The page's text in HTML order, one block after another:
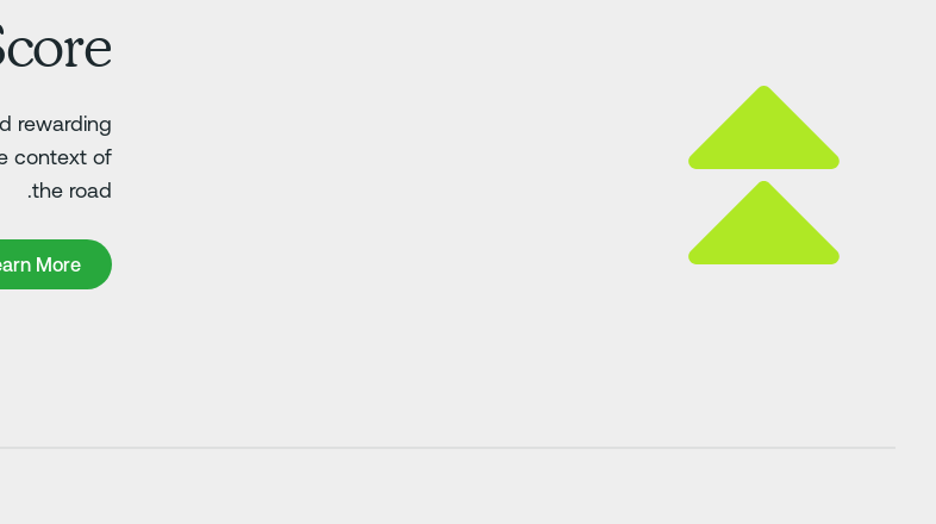
rewarding
context of
the road.
More
Learn More